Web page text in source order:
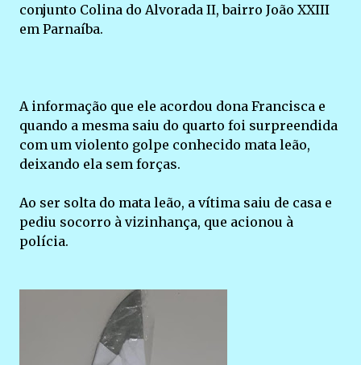
conjunto Colina do Alvorada II, bairro João XXIII
em Parnaíba.
A informação que ele acordou dona Francisca e
quando a mesma saiu do quarto foi surpreendida
com um violento golpe conhecido mata leão,
deixando ela sem forças.
Ao ser solta do mata leão, a vítima saiu de casa e
pediu socorro à vizinhança, que acionou à
polícia.